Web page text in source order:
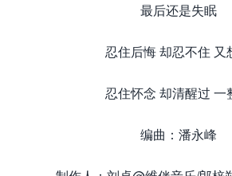
最后还是失眠
忍住后悔 却忍不住 又
忍住怀念 却清醒过 一
编曲：潘永峰